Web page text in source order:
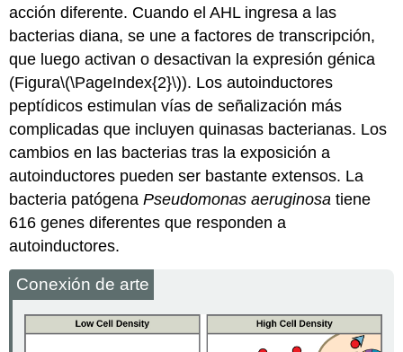
acción diferente. Cuando el AHL ingresa a las
bacterias diana, se une a factores de transcripción,
que luego activan o desactivan la expresión génica
(Figura\(\PageIndex{2}\)). Los autoinductores
peptídicos estimulan vías de señalización más
complicadas que incluyen quinasas bacterianas. Los
cambios en las bacterias tras la exposición a
autoinductores pueden ser bastante extensos. La
bacteria patógenaPseudomonas aeruginosa tiene
616 genes diferentes que responden a
autoinductores.
Conexión de arte